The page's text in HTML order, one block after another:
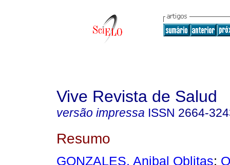
Vive Revista de Salud
versão impressa ISSN 2664-
Resumo
GONZALES, Anibal Oblitas;